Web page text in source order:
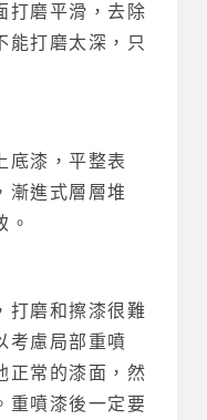
打磨平滑，去除
能打磨太深，只
底漆，平整表
漸進式層層堆
。
打磨和擦漆很難
考慮局部重噴
正常的漆面，然
重噴漆後一定要